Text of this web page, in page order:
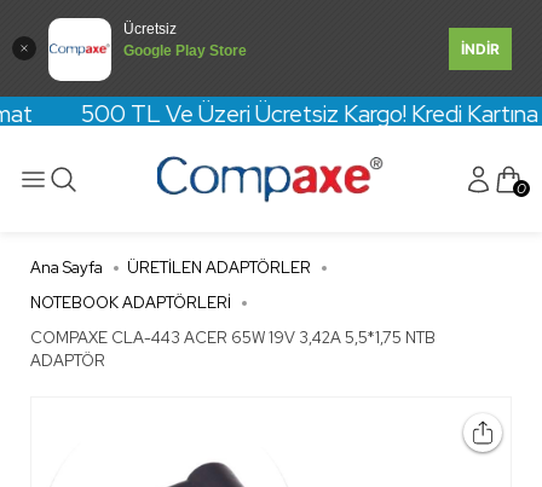
Ücretsiz
Google Play Store
İNDİR
500 TL Ve Üzeri Ücretsiz Kargo! Kredi Kartına
0
Ana Sayfa
ÜRETİLEN ADAPTÖRLER
NOTEBOOK ADAPTÖRLERİ
COMPAXE CLA-443 ACER 65W 19V 3,42A 5,5*1,75 NTB
ADAPTÖR